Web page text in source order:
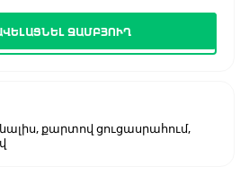
ԶԱՄԲՅՈՒՂ
քարտով ցուցասրահում,